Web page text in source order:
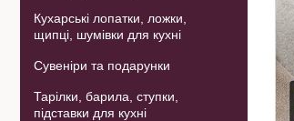
Кухарські лопатки, ложки,
щипці, шумівки для кухні
Сувеніри та подарунки
Тарілки, барила, ступки,
підставки для кухні